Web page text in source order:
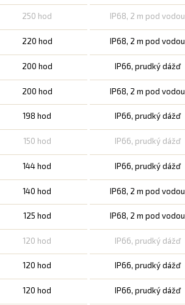
250 hod IP68, 2 m pod vodou
220 hod IP68, 2 m pod vodou
200 hod IP66, prudký dážď
200 hod IP68, 2 m pod vodou
198 hod IP66, prudký dážď
150 hod IP66, prudký dážď
144 hod IP66, prudký dážď
140 hod IP68, 2 m pod vodou
125 hod IP68, 2 m pod vodou
120 hod IP66, prudký dážď
120 hod IP66, prudký dážď
120 hod IP66, prudký dážď